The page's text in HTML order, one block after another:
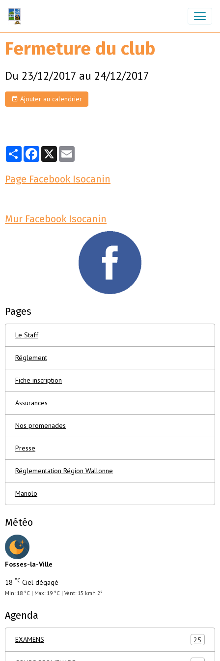
Fermeture du club
Du 23/12/2017 au 24/12/2017
Ajouter au calendrier
PartagerFacebook
X
Page Facebook Isocanin
Mur Facebook Isocanin
Pages
Le Staff
Réglement
Fiche inscription
Assurances
Nos promenades
Presse
Réglementation Région Wallonne
Manolo
Météo
Fosses-la-Ville
18 °C Ciel dégagé
Min: 18 °C | Max: 19 °C | Vent: 15 kmh 2°
Agenda
EXAMENS 25